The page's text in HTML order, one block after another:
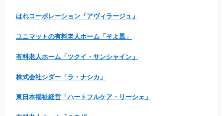
はれコーポレーション「アヴィラージュ」
ユニマットの有料老人ホーム「そよ風」
有料老人ホーム「ツクイ・サンシャイン」
株式会社シダー「ラ・ナシカ」
東日本福祉経営「ハートフルケア・リーシェ」